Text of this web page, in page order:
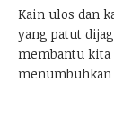
Kain ulos dan
yang patut
membantu kita
menumbuhkan